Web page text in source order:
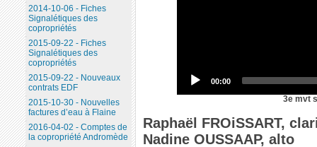
00:00
3e mvt
Raphaël FROiSSART,
Nadine OUSSAAP, alto
2014-10-06 - Fiches
Signalétiques des
copropriétés
2015-09-22 - Fiches
Signalétiques des
copropriétés
2015-09-22 - Nouveaux
contrats EDF
2015-10-30 - Nouvelles
factures d’eau à Flaine
2016-04-02 - Comptes de
la copropriété Andromède